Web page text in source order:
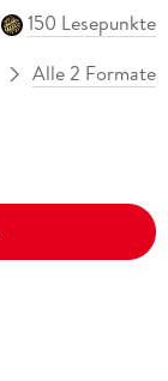
150 Lesepunkte
Alle 2 Formate